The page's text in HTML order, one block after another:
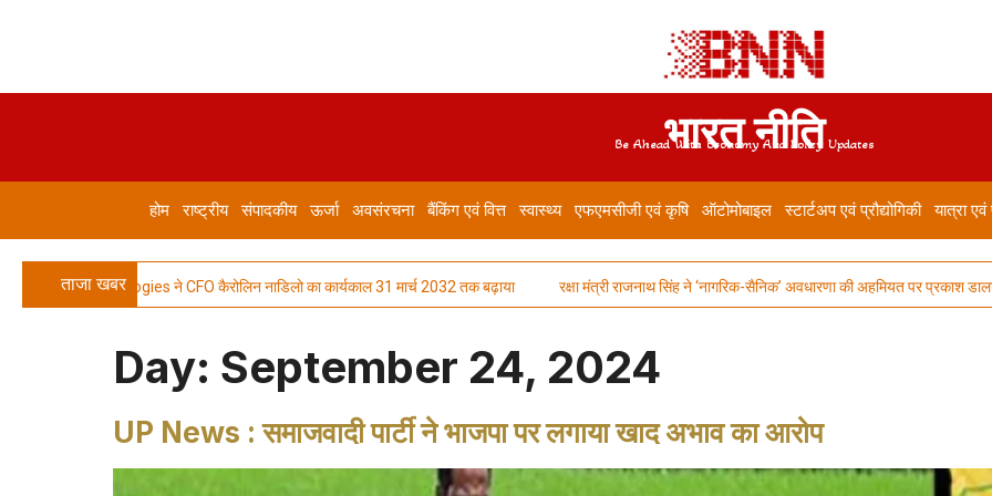
भारत नीति
Be Ahead With Economy And Policy Updates
होम राष्ट्रीय संपादकीय ऊर्जा अवसंरचना बैंकिंग एवं वित्त स्वास्थ्य एफएमसीजी एवं कृषि ऑटोमोबाइल स्टार्टअप एवं प्रौद्योगिकी यात्रा एवं
ताजा खबर
ने CFO कैरोलिन नाडिलो का कार्यकाल 31 मार्च 2032 तक बढ़ाया रक्षा मंत्री राजनाथ सिंह ने ‘नागरिक-सैनिक’ अवधारणा की अहमियत पर प्रकाश डाला भारतीय
Day: September 24, 2024
UP News : समाजवादी पार्टी ने भाजपा पर लगाया खाद अभाव का आरोप